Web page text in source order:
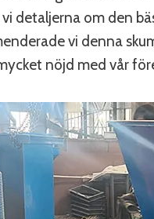
detaljerna om den
vi denna
nöjd med vår